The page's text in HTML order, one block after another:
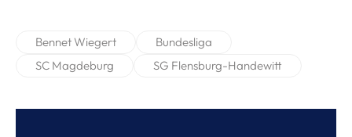
Bennet Wiegert
Bundesliga
SC Magdeburg
SG Flensburg-Handewitt